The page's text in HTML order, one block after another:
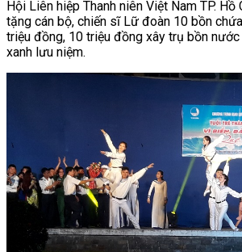
Hội Liên hiệp Thanh niên Việt Nam TP. Hồ
tặng cán bộ, chiến sĩ Lữ đoàn 10 bồn
triệu đồng, 10 triệu đồng xây trụ bồn
xanh lưu niệm.